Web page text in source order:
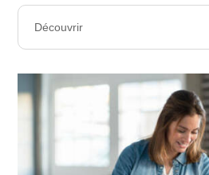
Découvrir